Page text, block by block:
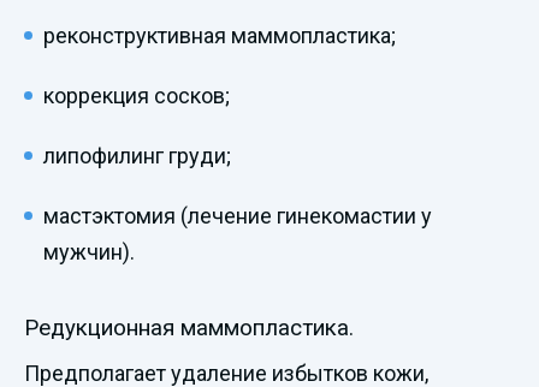
реконструктивная маммопластика;
коррекция сосков;
липофилинг груди;
мастэктомия (лечение гинекомастии у
мужчин).
Редукционная маммопластика.
Предполагает удаление избытков кожи,